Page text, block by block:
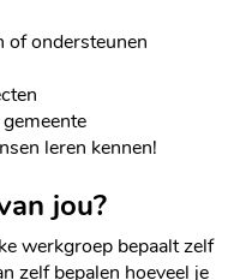
of ondersteunen
leren kennen!
jou?
werkgroep bepaalt zelf
zelf bepalen hoeveel je